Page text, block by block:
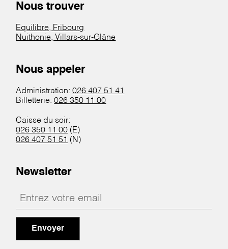
Nous trouver
Equilibre, Fribourg
Nuithonie, Villars-sur-Glâne
Nous appeler
Administration:026 407 51 41
Billetterie:026 350 11 00
Caisse du soir:
026 350 11 00 (E)
026 407 51 51 (N)
Newsletter
Envoyer